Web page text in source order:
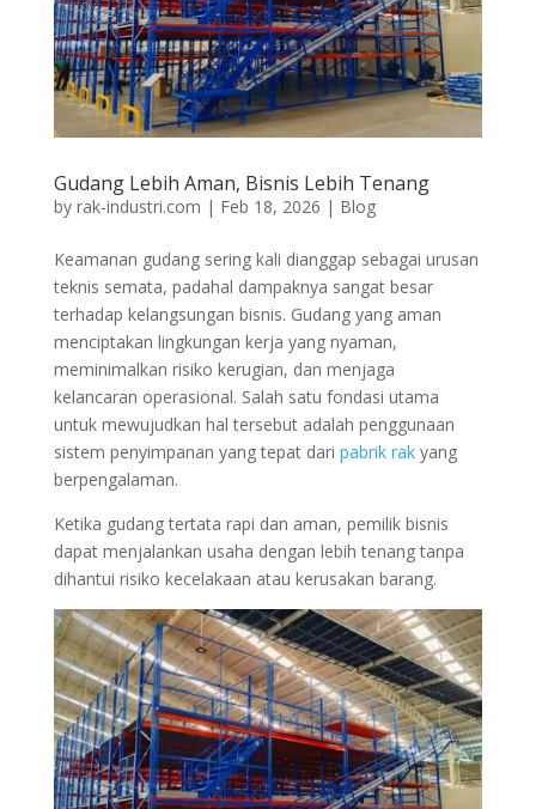
Gudang Lebih Aman, Bisnis Lebih Tenang
by rak-industri.com | Feb 18, 2026 | Blog
Keamanan gudang sering kali dianggap sebagai urusan
teknis semata, padahal dampaknya sangat besar
terhadap kelangsungan bisnis. Gudang yang aman
menciptakan lingkungan kerja yang nyaman,
meminimalkan risiko kerugian, dan menjaga
kelancaran operasional. Salah satu fondasi utama
untuk mewujudkan hal tersebut adalah penggunaan
sistem penyimpanan yang tepat dari pabrik rakyang
berpengalaman.
Ketika gudang tertata rapi dan aman, pemilik bisnis
dapat menjalankan usaha dengan lebih tenang tanpa
dihantui risiko kecelakaan atau kerusakan barang.